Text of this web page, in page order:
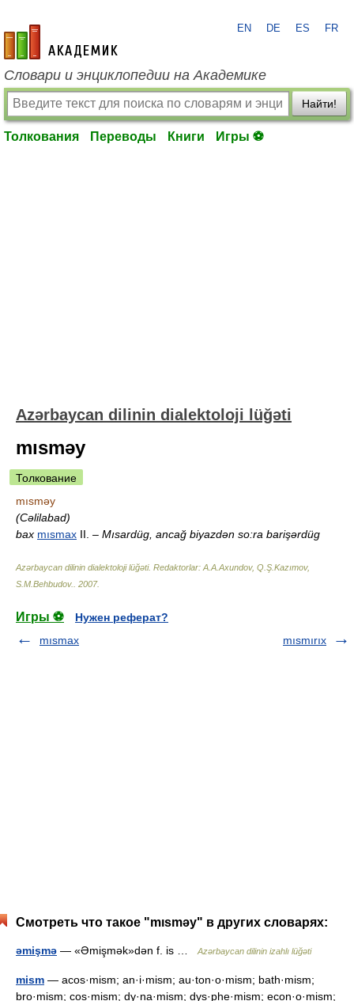
academic.ru
EN DE ES FR
Словари и энциклопедии на Академике
Найти!
Толкования Переводы Книги Игры ⚽
Azərbaycan dilinin dialektoloji lüğəti
mısməy
Толкование
mısməy
(Cəlilabad)
bax mısmax II. – Mısardüg, ancağ biyazdən so:ra barişərdüg
Azərbaycan dilinin dialektoloji lüğəti. Redaktorlar: A.A.Axundov, Q.Ş.Kazımov,
S.M.Behbudov.
2007.
Игры ⚽
Нужен реферат?
mısmax
mısmırıx
Смотреть что такое "mısməy" в других словарях:
əmişmə — «Əmişmək»dən f. is … Azərbaycan dilinin izahlı lüğəti
mism — acos·mism; an·i·mism; au·ton·o·mism; bath·mism;
bro·mism; cos·mism; dy·na·mism; dys·phe·mism; econ·o·mism;